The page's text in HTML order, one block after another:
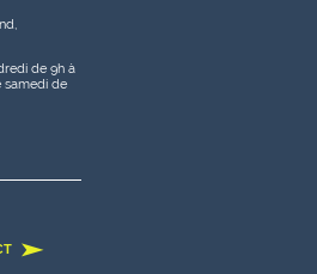
de 9h à
samedi de